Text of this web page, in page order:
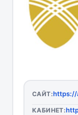
САЙТ:https://
КАБИНЕТ: